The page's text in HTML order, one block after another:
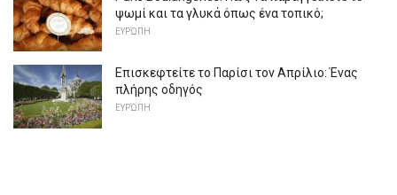
ψωμί και τα γλυκά όπως ένα τοπικό;
ΕΥΡΏΠΗ
Επισκεφτείτε το Παρίσι τον Απρίλιο: Ένας
πλήρης οδηγός
ΕΥΡΏΠΗ